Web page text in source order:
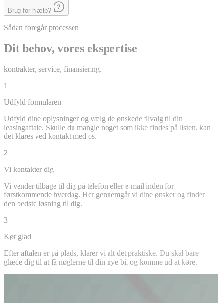
Brug for hjælp?
Sådan foregår processen
Dit behov, vores ekspertise
kontrakter, service, finansiering.
1
Udfyld formularen
Udfyld dine oplysninger og vælg de ønskede tilvalg til din
leasingaftale. Skulle du mangle noget som ikke findes på listen, kan
det klares ved kontakt med os.
2
Vi kontakter dig
Vi vender tilbage til dig på telefon eller e-mail inden for
førstkommende hverdag. Her gennemgår vi dine ønsker og finder
den bedste løsning til dig.
3
Kør glad
Efter aftalen er på plads, klarer vi alt det praktiske. Du skal bare
glæde dig til at få nøglerne til din nye bil og komme ud at køre.